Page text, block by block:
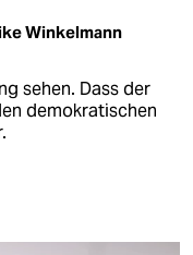
Winkelmann
sehen. Dass der
demokratischen